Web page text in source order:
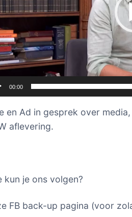
00:00
en Ad in gesprek over
aflevering.
kun je ons volgen?
FB back-up pagina (voor